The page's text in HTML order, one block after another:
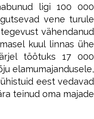
ligi 100 000
vene turule
vähendanud
kuul linnas ühe
töötuks 17 000
elamumajandusele,
eest vedavad
teinud oma majade